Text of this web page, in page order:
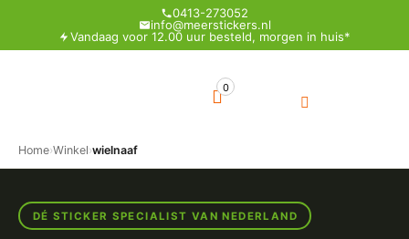
0413-273052
info@meerstickers.nl
Vandaag voor 12.00 uur besteld, morgen in huis*
0
Home›Winkel›wielnaaf
DÉ STICKER SPECIALIST VAN NEDERLAND